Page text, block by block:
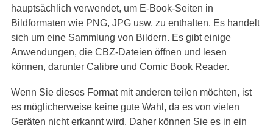
hauptsächlich verwendet, um E-Book-Seiten in
Bildformaten wie PNG, JPG usw. zu enthalten. Es handelt
sich um eine Sammlung von Bildern. Es gibt einige
Anwendungen, die CBZ-Dateien öffnen und lesen
können, darunter Calibre und Comic Book Reader.
Wenn Sie dieses Format mit anderen teilen möchten, ist
es möglicherweise keine gute Wahl, da es von vielen
Geräten nicht erkannt wird. Daher können Sie es in ein